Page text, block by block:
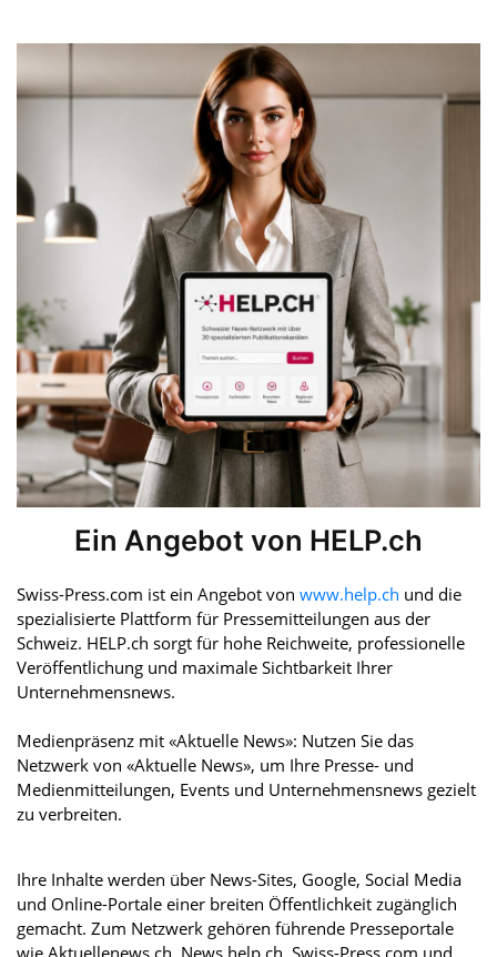
Ein Angebot von HELP.ch
Swiss-Press.com ist ein Angebot von www.help.ch und die
spezialisierte Plattform für Pressemitteilungen aus der
Schweiz. HELP.ch sorgt für hohe Reichweite, professionelle
Veröffentlichung und maximale Sichtbarkeit Ihrer
Unternehmensnews.
Medienpräsenz mit «Aktuelle News»: Nutzen Sie das
Netzwerk von «Aktuelle News», um Ihre Presse- und
Medienmitteilungen, Events und Unternehmensnews gezielt
zu verbreiten.
Ihre Inhalte werden über News-Sites, Google, Social Media
und Online-Portale einer breiten Öffentlichkeit zugänglich
gemacht. Zum Netzwerk gehören führende Presseportale
wie Aktuellenews.ch, News.help.ch, Swiss-Press.com und